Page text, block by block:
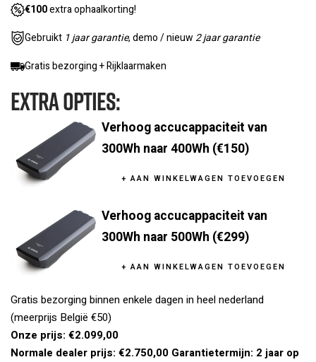
€100extra ophaalkorting!
Gebruikt 1 jaar garantie, demo / nieuw 2 jaar garantie
Gratis bezorging + Rijklaarmaken
Extra Opties:
Verhoog accucappaciteit van
300Wh naar 400Wh (€150)
+ AAN WINKELWAGEN TOEVOEGEN
Verhoog accucappaciteit van
300Wh naar 500Wh (€299)
+ AAN WINKELWAGEN TOEVOEGEN
Gratis bezorging binnen enkele dagen in heel nederland
(meerprijs België €50)
Onze prijs: €2.099,00
Normale dealer prijs: €2.750,00 Garantietermijn: 2 jaar op